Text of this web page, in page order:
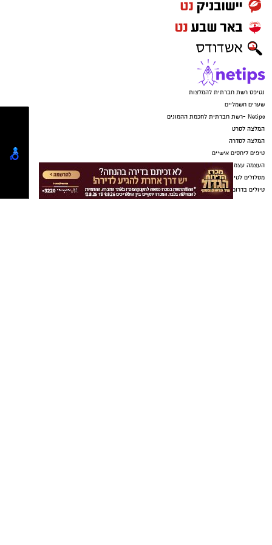
חדשותי? מצאתם טעות בכתבה? נשמח שתשתפו
אותנו
למדרגות ועוד אחד מהם התנפל עליי, נתנו לי מכה
בשפה ואז תפסתי אחד מהם כדי להגן על עצמי
ובאו להפריד".
עוד אמר: "זה הכי שכונה שיש, מה זו העבריינות
הזו? זה לא קווים אדומים, נחצו כבר כל הקווים
שיש. משבוע לשבוע זה עולה ועולה והיום נחצו כל
הקווים וזה הגיע למדרגה שאין ממנה חזרה.
לא יכול להיות שבעלים של קבוצה יתנפל בצורה
כזאת וירביץ. זה לא כדורגל כבר, אני מתכוון להגיש
תלונה שמטרה ומקווה שיעשו משהו".